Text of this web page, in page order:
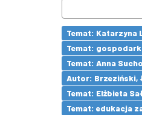
Temat: Katarzyna
Temat:
Temat: Anna
Autor: Brzeziński,
Temat: Elżbieta
Temat: edukacja